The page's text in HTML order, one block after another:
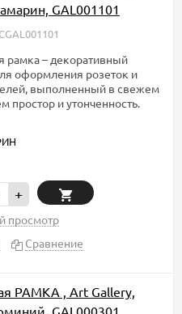
GAL001101
рамка – декоративный
оформления розеток и
выполненный в свежем
простор и утонченность.
+
просмотр
Сравнение
РАМКА , Art Gallery,